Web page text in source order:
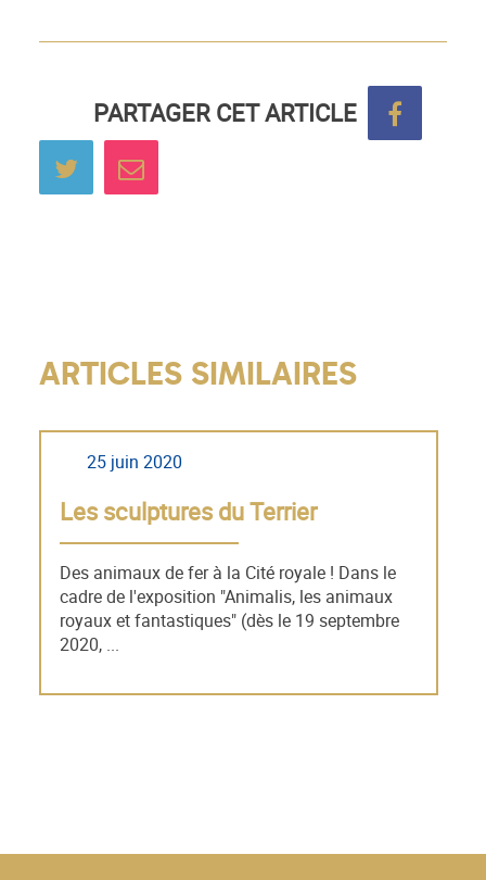
PARTAGER CET ARTICLE
Partager sur Twitter
ARTICLES SIMILAIRES
25 juin 2020
Les sculptures du Terrier
Des animaux de fer à la Cité royale ! Dans le
cadre de l'exposition "Animalis, les animaux
royaux et fantastiques" (dès le 19 septembre
2020, ...